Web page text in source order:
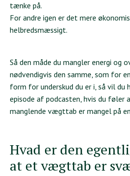
tænke på.
For andre igen er det mere
helbredsmæssigt.
Så den måde du mangler energi og
nødvendigvis den samme, som for
form for underskud du er i, så vil du
episode af podcasten, hvis du føler
manglende vægttab er mangel på
Hvad er den
at et vægttab er